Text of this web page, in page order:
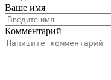
Ваше имя
Комментарий